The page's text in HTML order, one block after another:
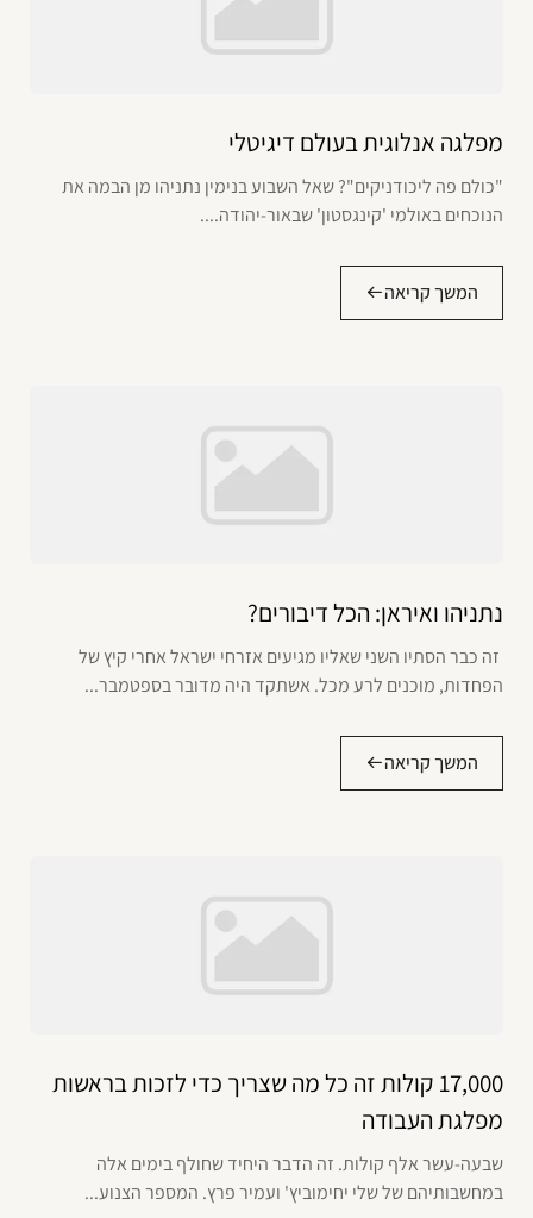
מפלגה אנלוגית בעולם דיגיטלי
"כולם פה ליכודניקים"? שאל השבוע בנימין נתניהו מן הבמה את
הנוכחים באולמי 'קינגסטון' שבאור-יהודה....
המשך קריאה
נתניהו ואיראן: הכל דיבורים?
זה כבר הסתיו השני שאליו מגיעים אזרחי ישראל אחרי קיץ של
הפחדות, מוכנים לרע מכל. אשתקד היה מדובר בספטמבר...
המשך קריאה
17,000 קולות זה כל מה שצריך כדי לזכות בראשות
מפלגת העבודה
שבעה-עשר אלף קולות. זה הדבר היחיד שחולף בימים אלה
במחשבותיהם של שלי יחימוביץ' ועמיר פרץ. המספר הצנוע...